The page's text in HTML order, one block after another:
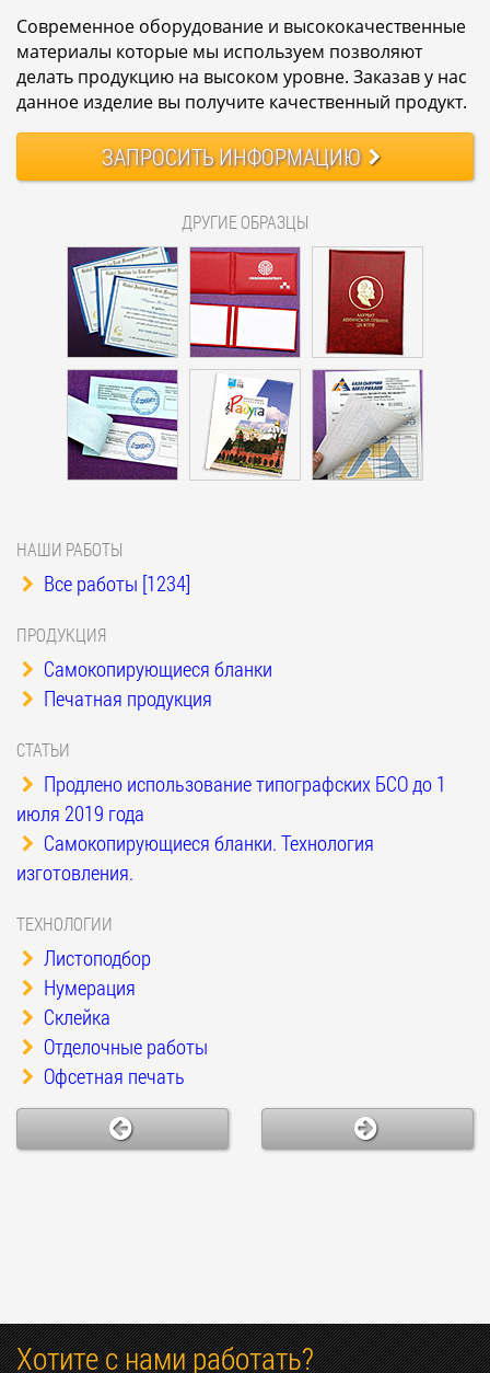
Современное оборудование и высококачественные
материалы которые мы используем позволяют
делать продукцию на высоком уровне. Заказав у нас
данное изделие вы получите качественный продукт.
ЗАПРОСИТЬИНФОРМАЦИЮ
ДРУГИЕ ОБРАЗЦЫ
НАШИ РАБОТЫ
Все работы [1234]
ПРОДУКЦИЯ
Самокопирующиеся бланки
Печатная продукция
СТАТЬИ
Продлено использование типографских БСО до 1
июля 2019 года
Самокопирующиеся бланки. Технология
изготовления.
ТЕХНОЛОГИИ
Листоподбор
Нумерация
Склейка
Отделочные работы
Офсетная печать
Хотите с нами работать?